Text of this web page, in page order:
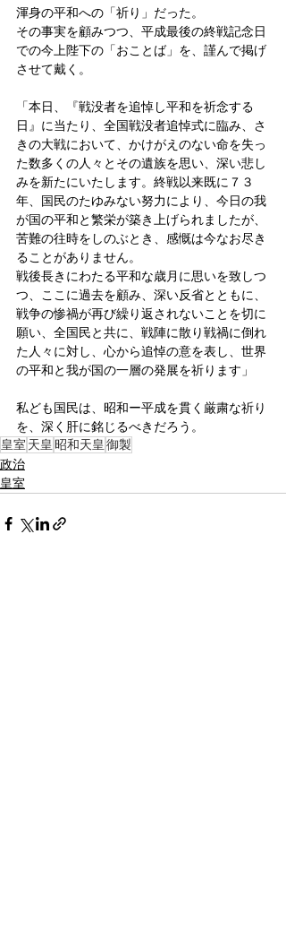
渾身の平和への「祈り」だった。
その事実を顧みつつ、平成最後の終戦記念日
での今上陛下の「おことば」を、謹んで掲げ
させて戴く。
「本日、『戦没者を追悼し平和を祈念する
日』に当たり、全国戦没者追悼式に臨み、さ
きの大戦において、かけがえのない命を失っ
た数多くの人々とその遺族を思い、深い悲し
みを新たにいたします。終戦以来既に７３
年、国民のたゆみない努力により、今日の我
が国の平和と繁栄が築き上げられましたが、
苦難の往時をしのぶとき、感慨は今なお尽き
ることがありません。
戦後長きにわたる平和な歳月に思いを致しつ
つ、ここに過去を顧み、深い反省とともに、
戦争の惨禍が再び繰り返されないことを切に
願い、全国民と共に、戦陣に散り戦禍に倒れ
た人々に対し、心から追悼の意を表し、世界
の平和と我が国の一層の発展を祈ります」
私ども国民は、昭和ー平成を貫く厳粛な祈り
を、深く肝に銘じるべきだろう。
皇室 天皇 昭和天皇 御製
政治
皇室